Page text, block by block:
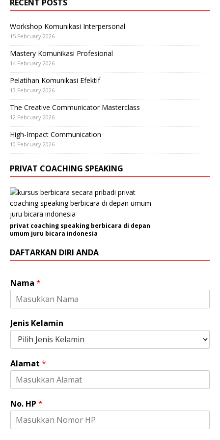
RECENT POSTS
Workshop Komunikasi Interpersonal
15 February 2026
Mastery Komunikasi Profesional
14 February 2026
Pelatihan Komunikasi Efektif
13 February 2026
The Creative Communicator Masterclass
12 February 2026
High-Impact Communication
10 February 2026
PRIVAT COACHING SPEAKING
privat coaching speaking berbicara di depan
umum juru bicara indonesia
DAFTARKAN DIRI ANDA
Nama *
Jenis Kelamin
Alamat *
No. HP *